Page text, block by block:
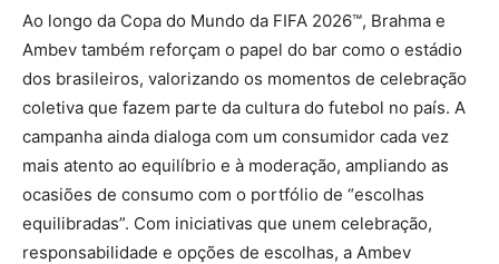
Ao longo da Copa do Mundo da FIFA 2026™, Brahma e
Ambev também reforçam o papel do bar como o estádio
dos brasileiros, valorizando os momentos de celebração
coletiva que fazem parte da cultura do futebol no país. A
campanha ainda dialoga com um consumidor cada vez
mais atento ao equilíbrio e à moderação, ampliando as
ocasiões de consumo com o portfólio de “escolhas
equilibradas”. Com iniciativas que unem celebração,
responsabilidade e opções de escolhas, a Ambev